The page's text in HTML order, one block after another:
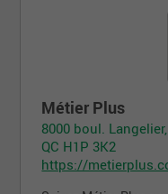
Métier Plus
8000 boul.
QC H1P 3K2
https://